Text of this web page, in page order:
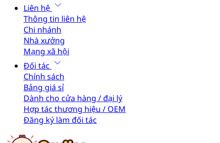
Liên hệ
Thông tin liên hệ
Chi nhánh
Nhà xưởng
Mạng xã hội
Đối tác
Chính sách
Bảng giá sỉ
Dành cho cửa hàng / đại lý
Hợp tác thương hiệu / OEM
Đăng ký làm đối tác